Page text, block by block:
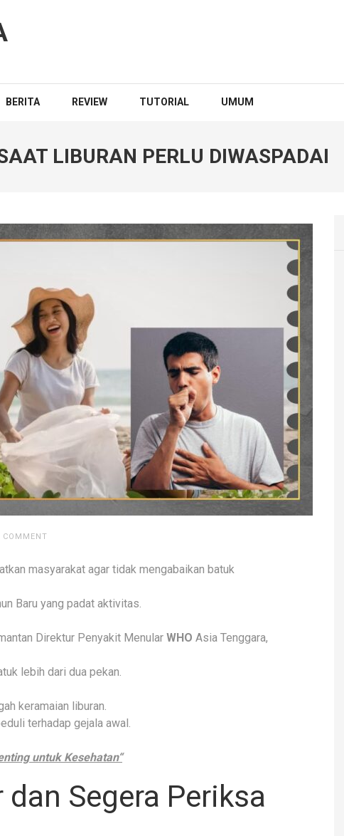
BERITA REVIEW TUTORIAL UMUM
LIBURAN PERLU DIWASPADAI
COMMENT
masyarakat agar tidak mengabaikan batuk
Baru yang padat aktivitas.
Direktur Penyakit Menular WHO Asia Tenggara,
lebih dari dua pekan.
keramaian liburan.
terhadap gejala awal.
untuk Kesehatan“
Segera Periksa